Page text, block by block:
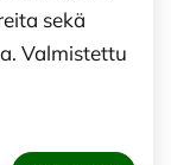
sekä
Valmistettu